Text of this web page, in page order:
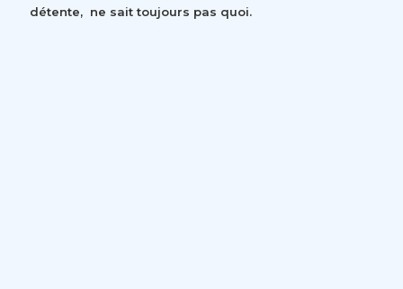
détente, ne sait toujours pas quoi.